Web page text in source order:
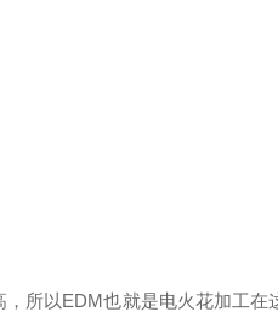
所以EDM也就是电火花加工在